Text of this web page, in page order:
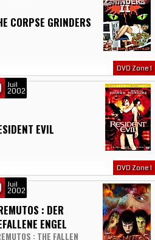
CORPSE GRINDERS
DVD Zone 1
Juil
2002
EVIL
DVD Zone 1
Juil
2002
: DER
ENGEL
: THE FALLEN